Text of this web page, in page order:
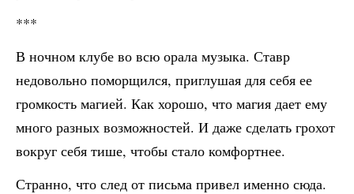
***
В ночном клубе во всю орала музыка. Ставр
недовольно поморщился, приглушая для себя ее
громкость магией. Как хорошо, что магия дает ему
много разных возможностей. И даже сделать грохот
вокруг себя тише, чтобы стало комфортнее.
Странно, что след от письма привел именно сюда.